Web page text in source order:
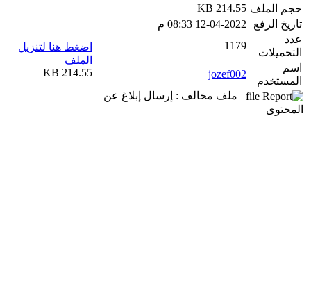
حجم الملف 214.55 KB
تاريخ الرفع
12-04-2022 08:33 م
عدد
التحميلات
1179
اسم
المستخدم
jozef002
ملف مخالف : إرسال إبلاغ عن
المحتوى
اضغط هنا لتنزيل
الملف
214.55 KB